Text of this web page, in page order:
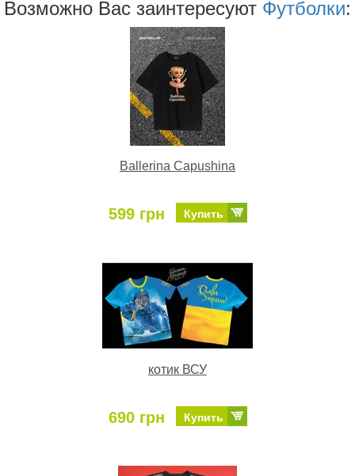
Возможно Ваc заинтересуют Футболки:
Ballerina Capushina
599 грн Купить
котик ВСУ
690 грн Купить